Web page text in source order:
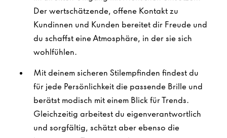
Der wertschätzende, offene Kontakt zu
Kundinnen und Kunden bereitet dir Freude und
du schaffst eine Atmosphäre, in der sie sich
wohlfühlen.
Mit deinem sicheren Stilempfinden findest du
für jede Persönlichkeit die passende Brille und
berätst modisch mit einem Blick für Trends.
Gleichzeitig arbeitest du eigenverantwortlich
und sorgfältig, schätzt aber ebenso die